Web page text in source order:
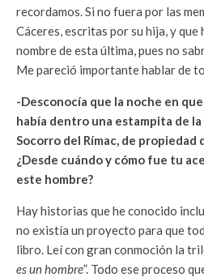
recordamos. Si no fuera por las
Cáceres, escritas por su hija, y
nombre de esta última, pues no
Me pareció importante hablar de
-Desconocía que la noche en
había dentro una estampita de
Socorro del Rímac, de propiedad
¿Desde cuándo y cómo fue tu
este hombre?
Hay historias que he conocido
no existía un proyecto para que
libro. Leí con gran conmoción la
es un hombre”. Todo ese proceso